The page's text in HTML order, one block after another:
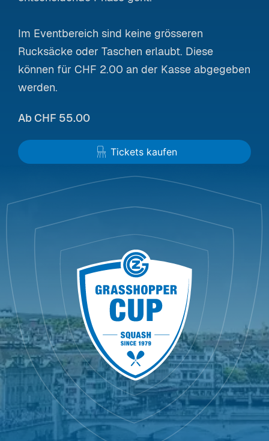
Im Eventbereich sind keine grösseren
Rucksäcke oder Taschen erlaubt. Diese
können für CHF 2.00 an der Kasse abgegeben
werden.
Ab CHF 55.00
Tickets kaufen